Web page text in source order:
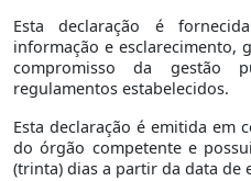
Esta declaração é
informação e esclarecimento,
compromisso da gestão
regulamentos estabelecidos.
Esta declaração é emitida em
do órgão competente e
(trinta) dias a partir da data de